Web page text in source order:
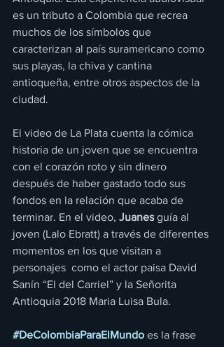
es un tributo a Colombia que recrea
muchos de los símbolos que
caracterizan al país suramericano como
sus playas, la chiva y cantina
antioqueña, entre otros aspectos de la
ciudad.
El video de La Plata cuenta la cómica
historia de un joven que se encuentra
con el corazón roto y sin dinero
después de haber gastado todo sus
fondos en la relación que acaba de
terminar. En el video, Juanes guía al
joven (Lalo Ebratt) a través de diferentes
momentos en los que visitan a
personajes  como el actor paisa David
Sanín “El del Carriel” y la Señorita
Antioquia 2018 Maria Luisa Bula.
#DeColombiaParaElMundo es la frase